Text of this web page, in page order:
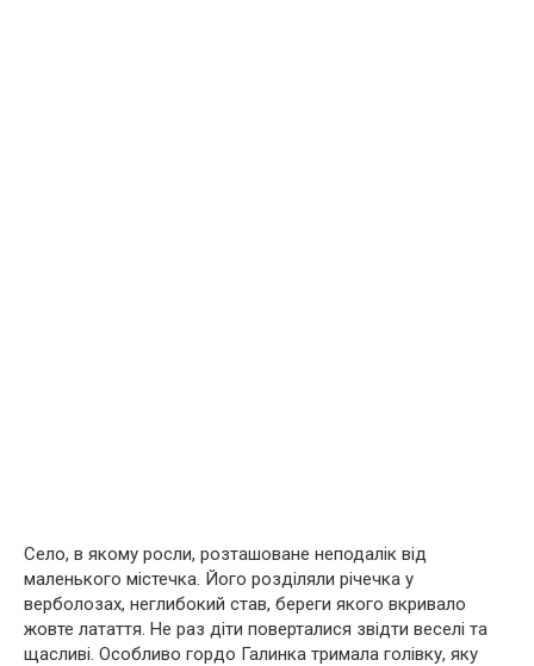
Село, в якому росли, розташоване неподалік від
маленького містечка. Його розділяли річечка у
верболозах, неглибокий став, береги якого вкривало
жовте латаття. Не раз діти поверталися звідти веселі та
щасливі. Особливо гордо Галинка тримала голівку, яку